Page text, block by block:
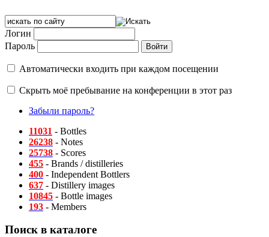
Логин
Пароль
Автоматически входить при каждом посещении
Скрыть моё пребывание на конференции в этот раз
Забыли пароль?
11031 - Bottles
26238 - Notes
25738 - Scores
455 - Brands / distilleries
400 - Independent Bottlers
637 - Distillery images
10845 - Bottle images
193 - Members
Поиск в каталоге